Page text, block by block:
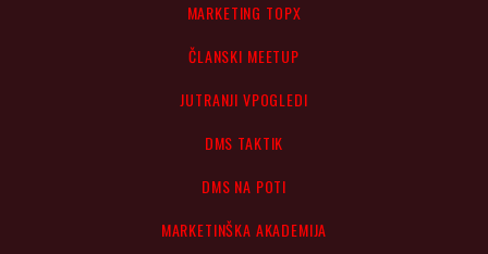
MARKETING TOPX
ČLANSKI MEETUP
JUTRANJI VPOGLEDI
DMS TAKTIK
DMS NA POTI
MARKETINŠKA AKADEMIJA